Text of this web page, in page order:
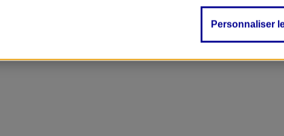
Personnaliser